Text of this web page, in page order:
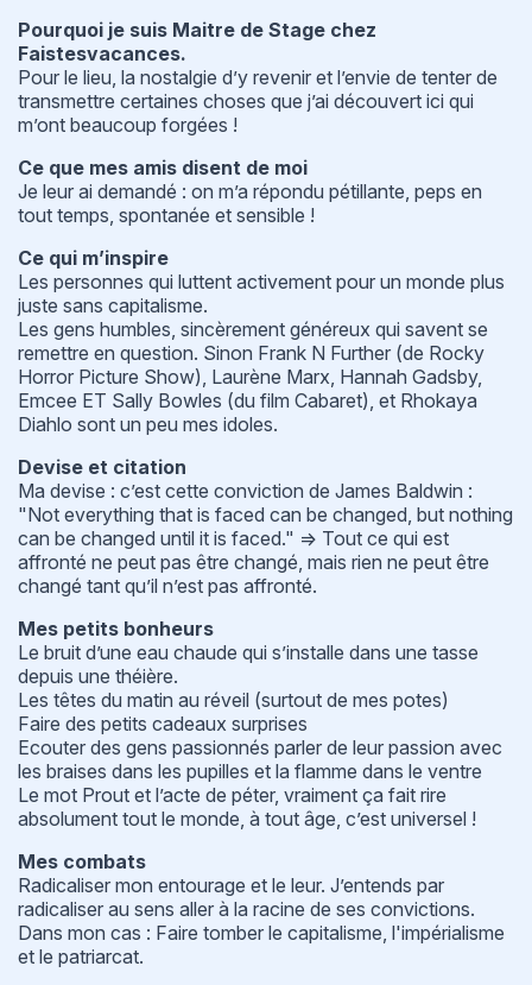
Pourquoi je suis Maitre de Stage chez
Faistesvacances.
Pour le lieu, la nostalgie d’y revenir et l’envie de tenter de
transmettre certaines choses que j’ai découvert ici qui
m’ont beaucoup forgées !
Ce que mes amis disent de moi
Je leur ai demandé : on m’a répondu pétillante, peps en
tout temps, spontanée et sensible !
Ce qui m’inspire
Les personnes qui luttent activement pour un monde plus
juste sans capitalisme.
Les gens humbles, sincèrement généreux qui savent se
remettre en question. Sinon Frank N Further (de Rocky
Horror Picture Show), Laurène Marx, Hannah Gadsby,
Emcee ET Sally Bowles (du film Cabaret), et Rhokaya
Diahlo sont un peu mes idoles.
Devise et citation
Ma devise : c’est cette conviction de James Baldwin :
"Not everything that is faced can be changed, but nothing
can be changed until it is faced." => Tout ce qui est
affronté ne peut pas être changé, mais rien ne peut être
changé tant qu’il n’est pas affronté.
Mes petits bonheurs
Le bruit d’une eau chaude qui s’installe dans une tasse
depuis une théière.
Les têtes du matin au réveil (surtout de mes potes)
Faire des petits cadeaux surprises
Ecouter des gens passionnés parler de leur passion avec
les braises dans les pupilles et la flamme dans le ventre
Le mot Prout et l’acte de péter, vraiment ça fait rire
absolument tout le monde, à tout âge, c’est universel !
Mes combats
Radicaliser mon entourage et le leur. J’entends par
radicaliser au sens aller à la racine de ses convictions.
Dans mon cas : Faire tomber le capitalisme, l'impérialisme
et le patriarcat.